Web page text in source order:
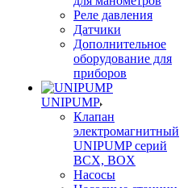
Реле давления
Датчики
Дополнительное
оборудование для
приборов
UNIPUMP
Клапан
электромагнитный
UNIPUMP серий
BCX, BOX
Насосы